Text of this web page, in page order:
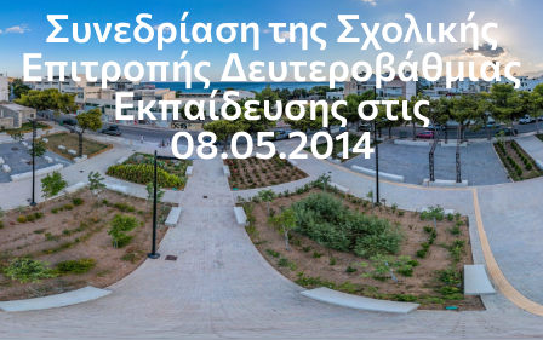
Συνεδρίαση της Σχολικής
Επιτροπής Δευτεροβάθμιας
Εκπαίδευσης στις
08.05.2014